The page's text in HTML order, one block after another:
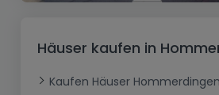
Häuser kaufen in
Kaufen Häuser Hommerdingen